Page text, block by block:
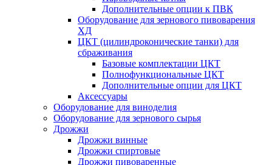
Дополнительные опции к ПВК
Оборудование для зернового пивоварения
ХД
ЦКТ (цилиндроконические танки) для
сбраживания
Базовые комплектации ЦКТ
Полнофункциональные ЦКТ
Дополнительные опции для ЦКТ
Аксессуары
Оборудование для виноделия
Оборудование для зернового сырья
Дрожжи
Дрожжи винные
Дрожжи спиртовые
Дрожжи пивоваренные